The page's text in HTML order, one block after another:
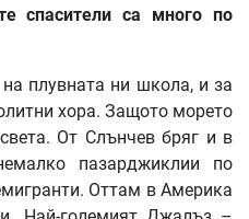
спасители са много по
плувната ни школа, и за
хора. Защото морето
От Слънчев бряг и в
пазарджиклии по
Оттам в Америка